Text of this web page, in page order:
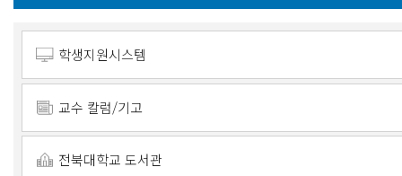
학생지원시스템
교수 칼럼/기고
전북대학교 도서관